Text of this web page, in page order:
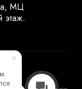
МЦ
этаж.